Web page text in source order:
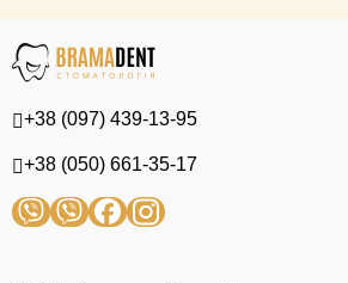
+38 (097) 439-13-95
+38 (050) 661-35-17